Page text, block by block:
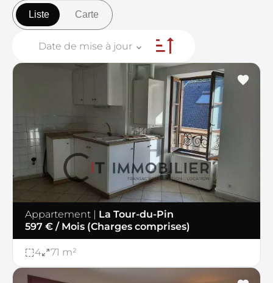
Liste Carte
Date de mise à jour
Appartement | La Tour-du-Pin
597 € / Mois (Charges comprises)
4 71 m²